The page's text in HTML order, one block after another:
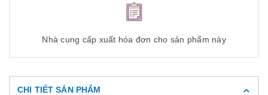
Nhà cung cấp xuất hóa đơn cho sản phẩm này
CHI TIẾT SẢN PHẨM